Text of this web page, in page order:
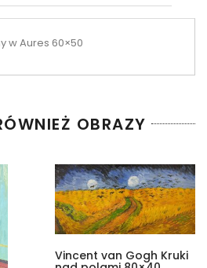
w Aures 60×50
OBRAZY
Vincent van Gogh Kruki